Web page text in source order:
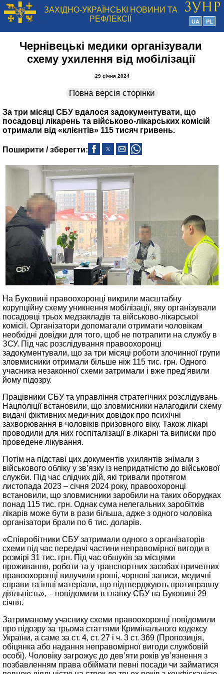
ЗАХІДНО-УКРАЇНСЬКІ НОВИНИ ТА
РЕФЛЕКСІЇ
UA PL
Чернівецькі медики організували
схему ухилення від мобілізації
29 січня 2024
Повна версія сторінки
За три місяці СБУ вдалося задокументувати, що
посадовці лікарень та військово-лікарських комісій
отримали від «клієнтів» 115 тисяч гривень.
Поширити / зберегти:
На Буковині правоохоронці викрили масштабну
корупційну схему уникнення мобілізації, яку організували
посадовці трьох медзакладів та військово-лікарської
комісії. Організатори допомагали отримати чоловікам
необхідні довідки для того, щоб не потрапити на службу в
ЗСУ. Під час розслідування правоохоронці
задокументували, що за три місяці роботи злочинної групи
зловмисники отримали більше ніж 115 тис. грн. Одного
учасника незаконної схеми затримали і вже пред’явили
йому підозру.
Працівники СБУ та управління стратегічних розслідувань
Нацполіції встановили, що зловмисники налагодили схему
видачі фіктивних медичних довідок про психічні
захворювання в чоловіків призовного віку. Також лікарі
проводили для них госпіталізації в лікарні та виписки про
проведене лікування.
Потім на підставі цих документів ухилянтів знімали з
військового обліку у зв’язку із непридатністю до військової
служби. Під час слідчих дій, які тривали протягом
листопада 2023 – січня 2024 року, правоохоронці
встановили, що зловмисники заробили на таких оборудках
понад 115 тис. грн. Однак сума нелегальних заробітків
лікарів може бути в рази більша, адже з одного чоловіка
організатори брали по 6 тис. доларів.
«Співробітники СБУ затримали одного з організаторів
схеми під час передачі частини неправомірної вигоди в
розмірі 31 тис. грн. Під час обшуків за місцями
проживання, роботи та у транспортних засобах причетних
правоохоронці вилучили гроші, чорнові записи, медичні
справи та інші матеріали, що підтверджують протиправну
діяльність», – повідомили в главку СБУ на Буковині 29
січня.
Затриманому учаснику схеми правоохоронці повідомили
про підозру за трьома статтями Кримінального кодексу
України, а саме за ст. 4, ст. 27 і ч. 3 ст. 369 (Пропозиція,
обіцянка або надання неправомірної вигоди службовій
особі). Чоловіку загрожує до дев’яти років ув’язнення з
позбавленням права обіймати певні посади чи займатися